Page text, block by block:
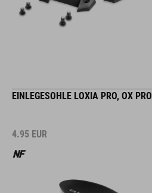
EINLEGESOHLE LOXIA PRO, OX PRO
4.95 EUR